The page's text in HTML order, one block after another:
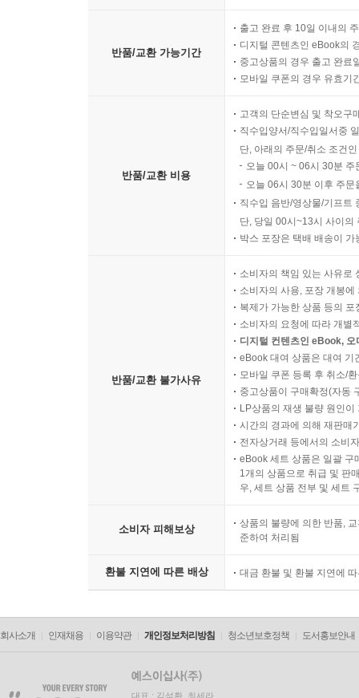
반품/교환 가능기간
출고 완료 후 10일 이내의
디지털 콘텐츠인 eBook의
중고상품의 경우 출고 완료
모바일 쿠폰의 경우 유효기
반품/교환 비용
고객의 단순변심 및 착오구
직수입양서/직수입일서중
단, 아래의 주문/취소 조건
오늘 00시 ~ 06시 30분
오늘 06시 30분 이후 주
직수입 음반/영상물/기프트
단, 당일 00시~13시 사이의
박스 포장은 택배 배송이
반품/교환 불가사유
소비자의 책임 있는 사유로
소비자의 사용, 포장 개봉
복제가 가능한 상품 등의
소비자의 요청에 따라 개별
디지털 컨텐츠인 eBook,
eBook 대여 상품은 대여 기
모바일 쿠폰 등록 후 취소/
중고상품이 구매확정(자동
LP상품의 재생 불량 원인
시간의 경과에 의해 재판매
전자상거래 등에서의 소비
eBook 세트 상품은 일괄 구
1개의 상품으로 취급 및 판
우, 세트 상품 전부 및 세트
소비자 피해보상
상품의 불량에 의한 반품,
준하여 처리됨
환불 지연에 따른 배상 대금 환불 및 환불 지연에
회사소개 인재채용 이용약관 개인정보처리방침 청소년보호정책 도서홍보안내
대표 : 김석환, 최세라